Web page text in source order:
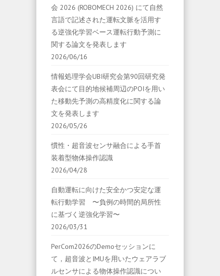
会 2026 (ROBOMECH 2026) にて自然
言語で記述された運転文脈を活用す
る逆強化学習ベース運転行動予測に
関する論文を発表します
2026/06/16
情報処理学会UBI研究会第90回研究発
表会にて目的地候補周辺のPOIを用い
た移動先予測の高精度化に関する論
文を発表します
2026/05/26
慣性・超音波センサ融合による手首
装着型物体操作認識
2026/04/28
自動運転に向けた安全かつ安定な運
転行動学習 〜負例の時間的局所性
に基づく逆強化学習〜
2026/03/31
PerCom2026のDemoセッションに
て，超音波とIMUを用いたウェアラブ
ルセンサによる物体操作認識につい